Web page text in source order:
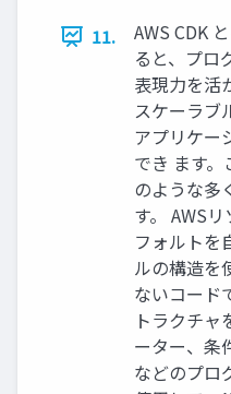
11.
AWS CDK
ると、プロ
表現力を活
スケーラブ
アプリケー
でき ます
のような多
す。 AWS
フォルトを
ルの構造を
ないコード
トラクチャ
ーター、条
などのプロ